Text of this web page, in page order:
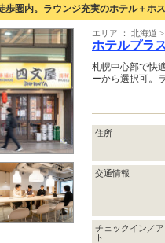
歩圏内。ラウンジ充実のホテル＋ホ
エリア ： 北海道
ホテルプラ
札幌中心部で快
ーから選択可。
住所
交通情報
チェックイン／
ト